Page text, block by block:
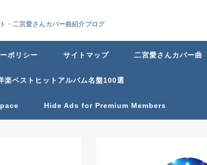
・二宮愛さんカバー曲紹介ブログ
ポリシー サイトマップ 二宮愛さんカバー曲
楽ベストヒットアルバム名盤100選
Hide Ads for Premium Members